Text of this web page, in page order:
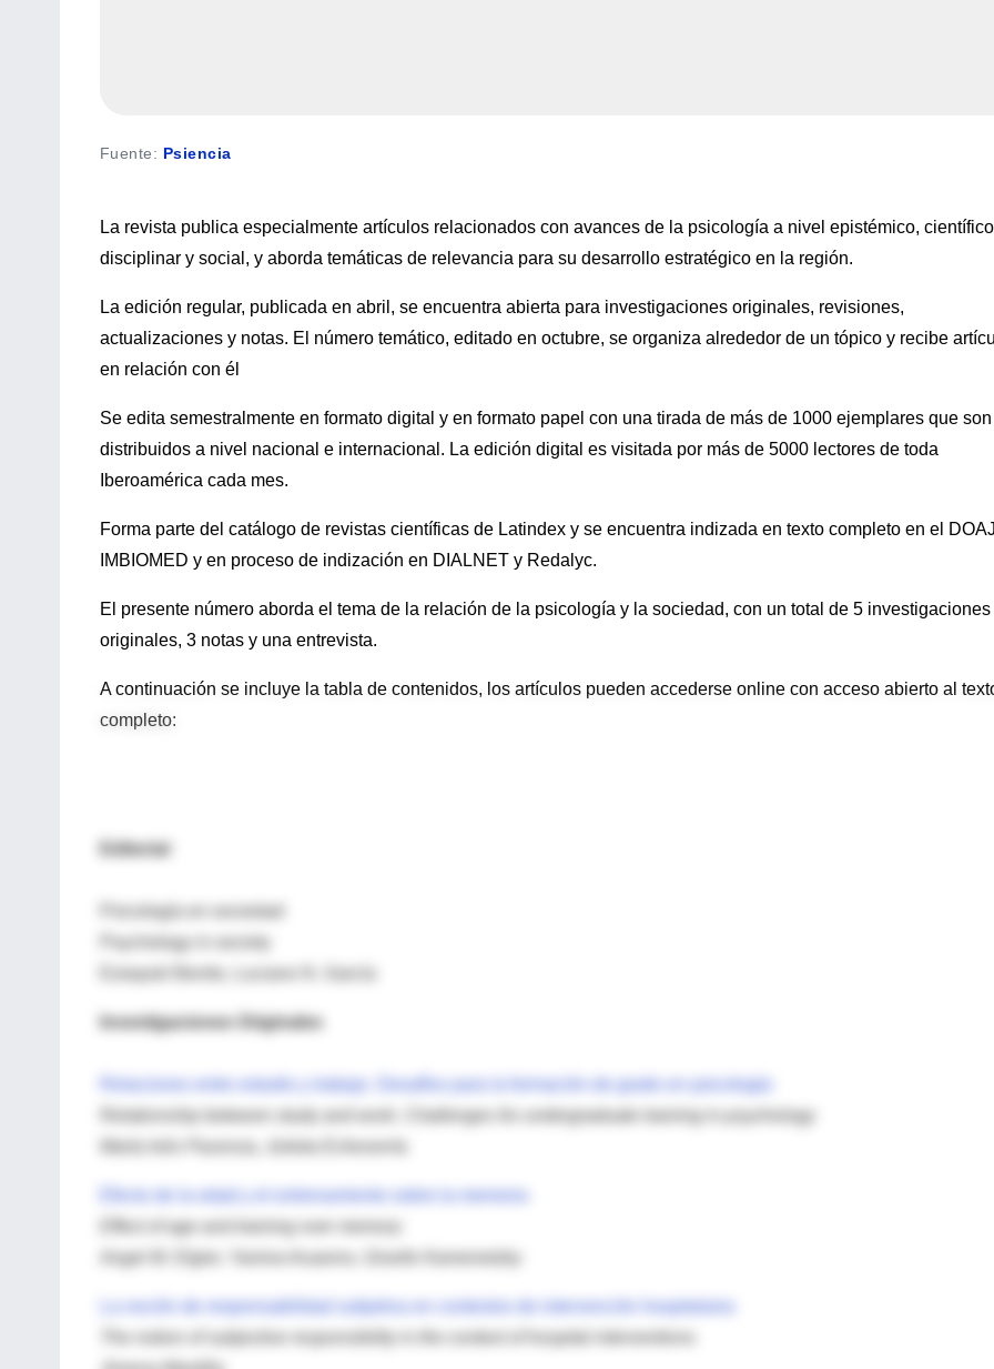
Fuente: Psiencia
La revista publica especialmente artículos relacionados con avances de la psicología a nivel epistémico,
disciplinar y social, y aborda temáticas de relevancia para su desarrollo estratégico en la región.
La edición regular, publicada en abril, se encuentra abierta para investigaciones originales, revisiones,
actualizaciones y notas. El número temático, editado en octubre, se organiza alrededor de un tópico y recibe
en relación con él
Se edita semestralmente en formato digital y en formato papel con una tirada de más de 1000 ejemplares que son
distribuidos a nivel nacional e internacional. La edición digital es visitada por más de 5000 lectores de toda
Iberoamérica cada mes.
Forma parte del catálogo de revistas científicas de Latindex y se encuentra indizada en texto completo en el
IMBIOMED y en proceso de indización en DIALNET y Redalyc.
El presente número aborda el tema de la relación de la psicología y la sociedad, con un total de 5 investigaciones
originales, 3 notas y una entrevista.
A continuación se incluye la tabla de contenidos, los artículos pueden accederse online con acceso abierto al
completo:
Editorial
Psicología en sociedad
Psychology in society
Ezequiel Benito, Luciano N. García
Investigaciones Originales
Relaciones entre estudio y trabajo. Desafíos para la formación de grado en psicología
Relationship between study and work. Challenges for undergraduate training in psychology
Effect of age and training over memory
Angel M. Elgier, Yanina Aruanno, Giselle Kamenetzky